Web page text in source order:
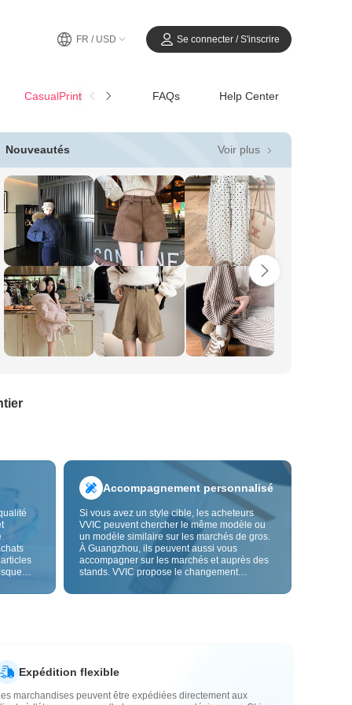
FR / USD Se connecter / S'inscrire
CasualPrintemps-Été FAQs Help Center
Nouveautés Voir plus 
Accompagnement personnalisé
Si vous avez un style cible, les acheteurs
VVIC peuvent chercher le même modèle ou
un modèle similaire sur les marchés de gros.
À Guangzhou, ils peuvent aussi vous
accompagner sur les marchés et auprès des
stands. VVIC propose le changement
la personnalisation OEM par image ou
Expédition flexible
marchandises peuvent être expédiées directement aux